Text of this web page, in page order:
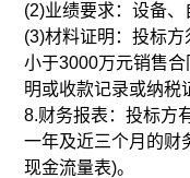
(2)业绩要求：设备
(3)材料证明：投标
小于3000万元销售
明或收款记录或纳税
8.财务报表：投标方
一年及近三个月的财
现金流量表)。